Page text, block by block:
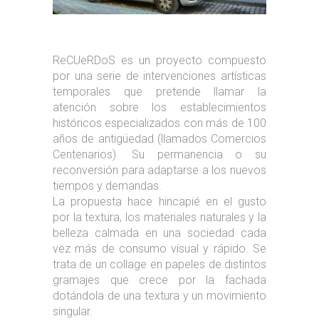
ReCUeRDoS es un proyecto compuesto
por una serie de intervenciones artísticas
temporales que pretende llamar la
atención sobre los establecimientos
históricos especializados con más de 100
años de antigüedad (llamados Comercios
Centenarios). Su permanencia o su
reconversión para adaptarse a los nuevos
tiempos y demandas.
La propuesta hace hincapié en el gusto
por la textura, los materiales naturales y la
belleza calmada en una sociedad cada
vez más de consumo visual y rápido. Se
trata de un collage en papeles de distintos
gramajes que crece por la fachada
dotándola de una textura y un movimiento
singular.